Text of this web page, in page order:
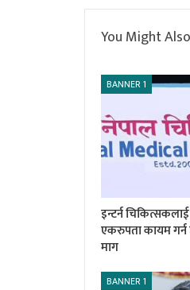
You Might
BANNER 1
इन्टर्न चिकित्सकलाई
एकरुपता कायम
माग
BANNER 1